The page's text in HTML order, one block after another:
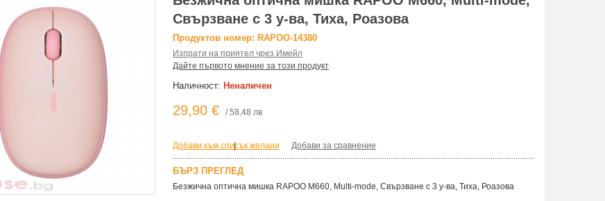
Свързване с 3 у-ва, Тиха, Роазова
Продуктов номер: RAPOO-14380
Изпрати на приятел чрез Имейл
Дайте първото мнение за този продукт
Наличност: Неналичен
29,90 € / 58,48 лв
Добави към списък желани
| Добави за сравнение
БЪРЗ ПРЕГЛЕД
Безжична оптична мишка RAPOO M660, Multi-mode, Свързване с 3 у-ва, Тиха, Роазова